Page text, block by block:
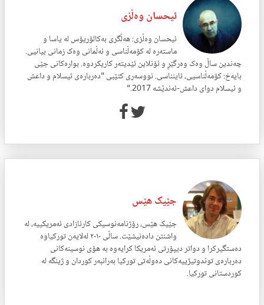
ئیحسان وەڵزی
ئیحسان وەڵزی: هەڵگری بەکالۆریۆس لە یاسا و
ماستەرە لە کۆمەڵناسی و ئەڵمانی وەک زمانی بیانیی.
چەندین ساڵ وەک وەرگێڕ و ئۆنلاین ئێدیتەر کاریکردوە. بوارەکانی جێی
بایەخ: کۆمەڵناسیی، ئاینناسی. نووسەری کتێبی "دەربارەی ئیسلام و داعش
و ئیسلام دوای داعش-ئەندێشە 2017."
جێیک هێس
جێیک هێس، رۆژنامەنوسیکی کارئازادی ئەمریکییە، لە
واشنتن دادەنیشێت. ساڵی ٢٠١٠ لەلایەن تورکیاوە
دەستگیرکرا و دواتر دیپۆرتی ئەمریکا کرایەوە بە هۆی نوسینەکانی
دەربارەی توندوتیژییەکانی دەوڵەتی تورکیا بەرانبەر کوردان و ژینگە لە
کوردستانی تورکیا.